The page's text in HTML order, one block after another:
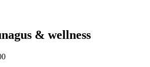
& wellness